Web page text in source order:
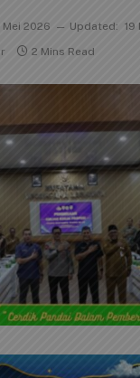
Mei 2026 Updated: 19
2 Mins Read